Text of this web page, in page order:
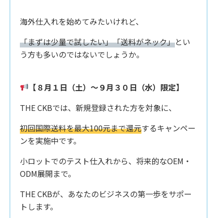
海外仕入れを始めてみたいけれど、
「まずは少量で試したい」「送料がネック」とい
う方も多いのではないでしょうか。
【８月１日（土）〜９月３０日（水）限定】
THE CKBでは、新規登録された方を対象に、
初回国際送料を最大100元まで還元するキャンペー
ンを実施中です。
小ロットでのテスト仕入れから、将来的なOEM・
ODM展開まで。
THE CKBが、あなたのビジネスの第一歩をサポー
トします。